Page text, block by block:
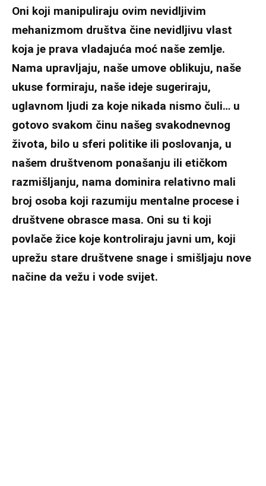
Oni koji manipuliraju ovim nevidljivim
mehanizmom društva čine nevidljivu vlast
koja je prava vladajuća moć naše zemlje.
Nama upravljaju, naše umove oblikuju, naše
ukuse formiraju, naše ideje sugeriraju,
uglavnom ljudi za koje nikada nismo čuli… u
gotovo svakom činu našeg svakodnevnog
života, bilo u sferi politike ili poslovanja, u
našem društvenom ponašanju ili etičkom
razmišljanju, nama dominira relativno mali
broj osoba koji razumiju mentalne procese i
društvene obrasce masa. Oni su ti koji
povlače žice koje kontroliraju javni um, koji
uprežu stare društvene snage i smišljaju nove
načine da vežu i vode svijet.